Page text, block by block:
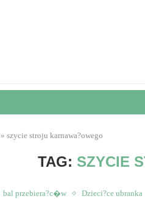
» szycie stroju karnawa?owego
TAG: SZYCIE
bal przebiera?c�w Dzieci?ce ubranka